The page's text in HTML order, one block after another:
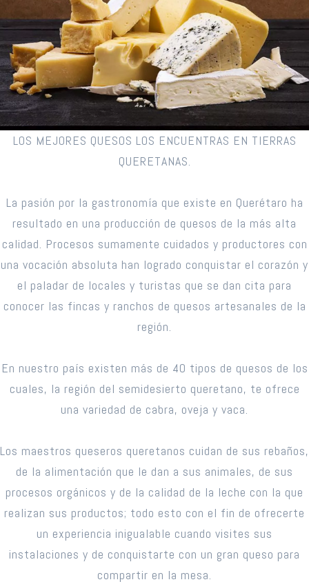
LOS MEJORES QUESOS LOS ENCUENTRAS EN TIERRAS
QUERETANAS.
La pasión por la gastronomía que existe en Querétaro ha
resultado en una producción de quesos de la más alta
calidad. Procesos sumamente cuidados y productores con
una vocación absoluta han logrado conquistar el corazón y
el paladar de locales y turistas que se dan cita para
conocer las fincas y ranchos de quesos artesanales de la
región.
En nuestro país existen más de 40 tipos de quesos de los
cuales, la región del semidesierto queretano, te ofrece
una variedad de cabra, oveja y vaca.
Los maestros queseros queretanos cuidan de sus rebaños,
de la alimentación que le dan a sus animales, de sus
procesos orgánicos y de la calidad de la leche con la que
realizan sus productos; todo esto con el fin de ofrecerte
un experiencia inigualable cuando visites sus
instalaciones y de conquistarte con un gran queso para
compartir en la mesa.